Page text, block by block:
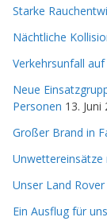
Starke
Nächtliche
Verkehrsunfall
Neue
Personen 13. Juni
Großer Brand in
Unwettereinsätze
Unser Land
Ein Ausflug für